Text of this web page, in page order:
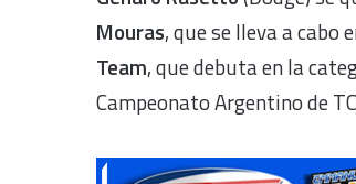
Mouras, que se lleva a cabo
Team, que debuta en la
Campeonato Argentino de